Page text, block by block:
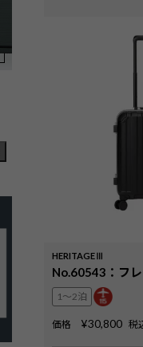
HERITAGEⅢ
No.60543：フ
1〜2泊
価格 ¥30,800 税